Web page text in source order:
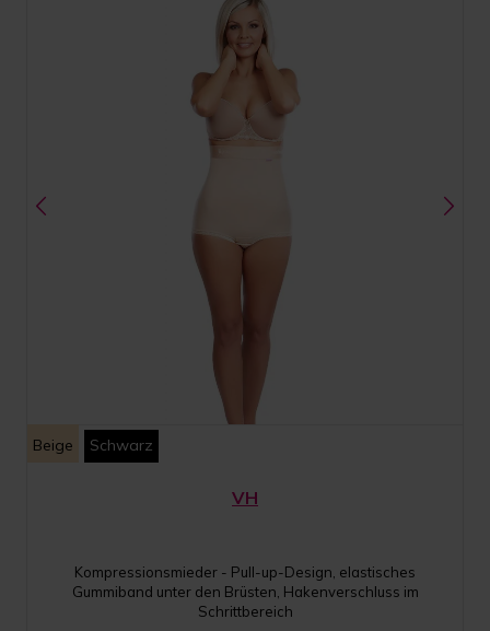
Beige Schwarz
VH
Kompressionsmieder - Pull-up-Design, elastisches
Gummiband unter den Brüsten, Hakenverschluss im
Schrittbereich